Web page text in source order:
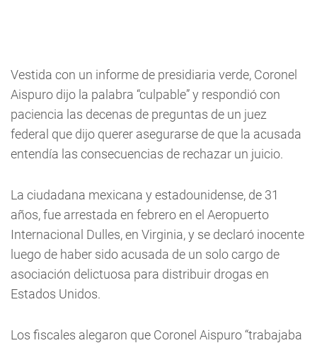
Vestida con un informe de presidiaria verde, Coronel
Aispuro dijo la palabra “culpable” y respondió con
paciencia las decenas de preguntas de un juez
federal que dijo querer asegurarse de que la acusada
entendía las consecuencias de rechazar un juicio.
La ciudadana mexicana y estadounidense, de 31
años, fue arrestada en febrero en el Aeropuerto
Internacional Dulles, en Virginia, y se declaró inocente
luego de haber sido acusada de un solo cargo de
asociación delictuosa para distribuir drogas en
Estados Unidos.
Los fiscales alegaron que Coronel Aispuro “trabajaba